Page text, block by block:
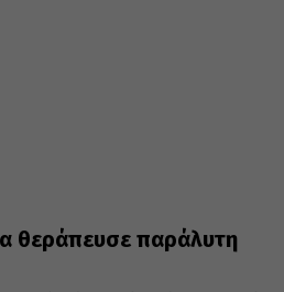
θεράπευσε παράλυτη